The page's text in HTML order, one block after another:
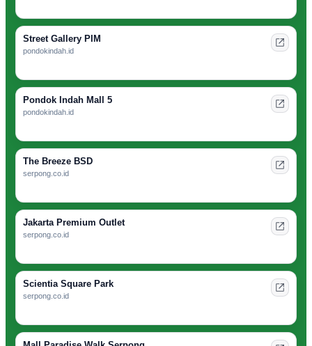
Street Gallery PIM
pondokindah.id
Pondok Indah Mall 5
pondokindah.id
The Breeze BSD
serpong.co.id
Jakarta Premium Outlet
serpong.co.id
Scientia Square Park
serpong.co.id